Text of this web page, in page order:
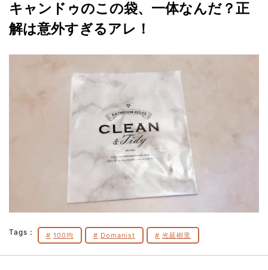
キャンドゥのこの袋、一体なんだ？正
解は意外すぎるアレ！
Tags： 100均 Domanist 光延樹里